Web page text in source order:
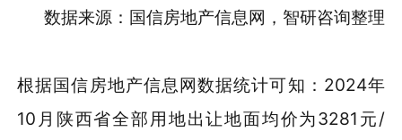
数据来源：国信房地产信息网，智研咨询整理
根据国信房地产信息网数据统计可知：2024年
10月陕西省全部用地出让地面均价为3281元/